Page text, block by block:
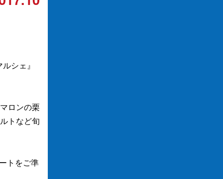
シェ』
ロンの栗
トなど旬
トをご準